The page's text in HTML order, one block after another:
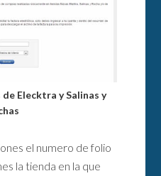
Elecktra y Salinas y
el numero de folio
la tienda en la que